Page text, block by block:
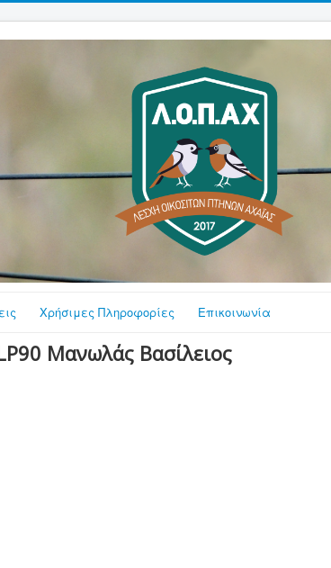
Χρήσιμες Πληροφορίες Επικοινωνία
Μανωλάς Βασίλειος